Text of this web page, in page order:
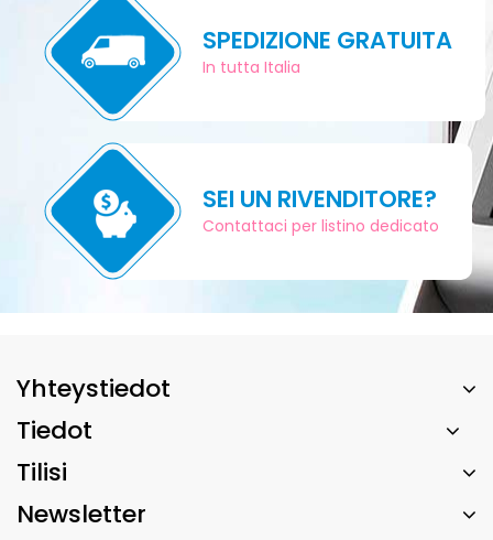
SPEDIZIONE GRATUITA
In tutta Italia
SEI UN RIVENDITORE?
Contattaci per listino dedicato
Yhteystiedot
Tiedot
Tilisi
Newsletter